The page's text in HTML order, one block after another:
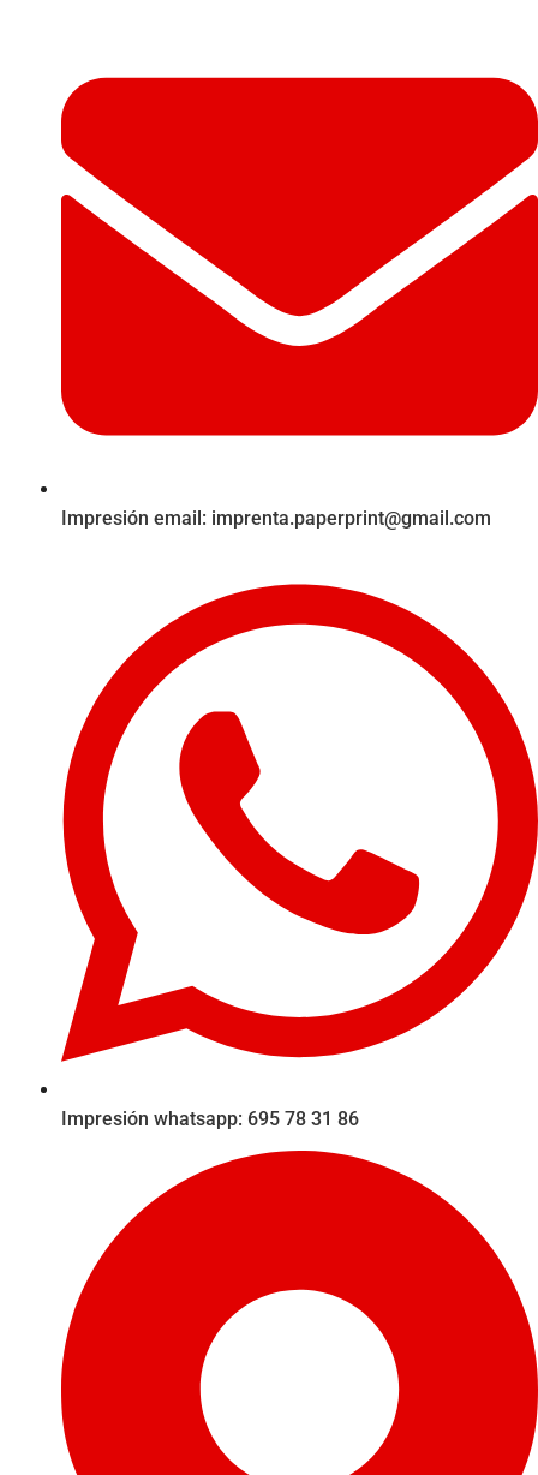
Impresión email: imprenta.paperprint@gmail.com
Impresión whatsapp: 695 78 31 86